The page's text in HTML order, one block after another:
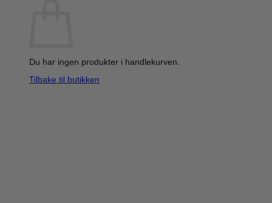
Du har ingen produkter i handlekurven.
Tilbake til butikken